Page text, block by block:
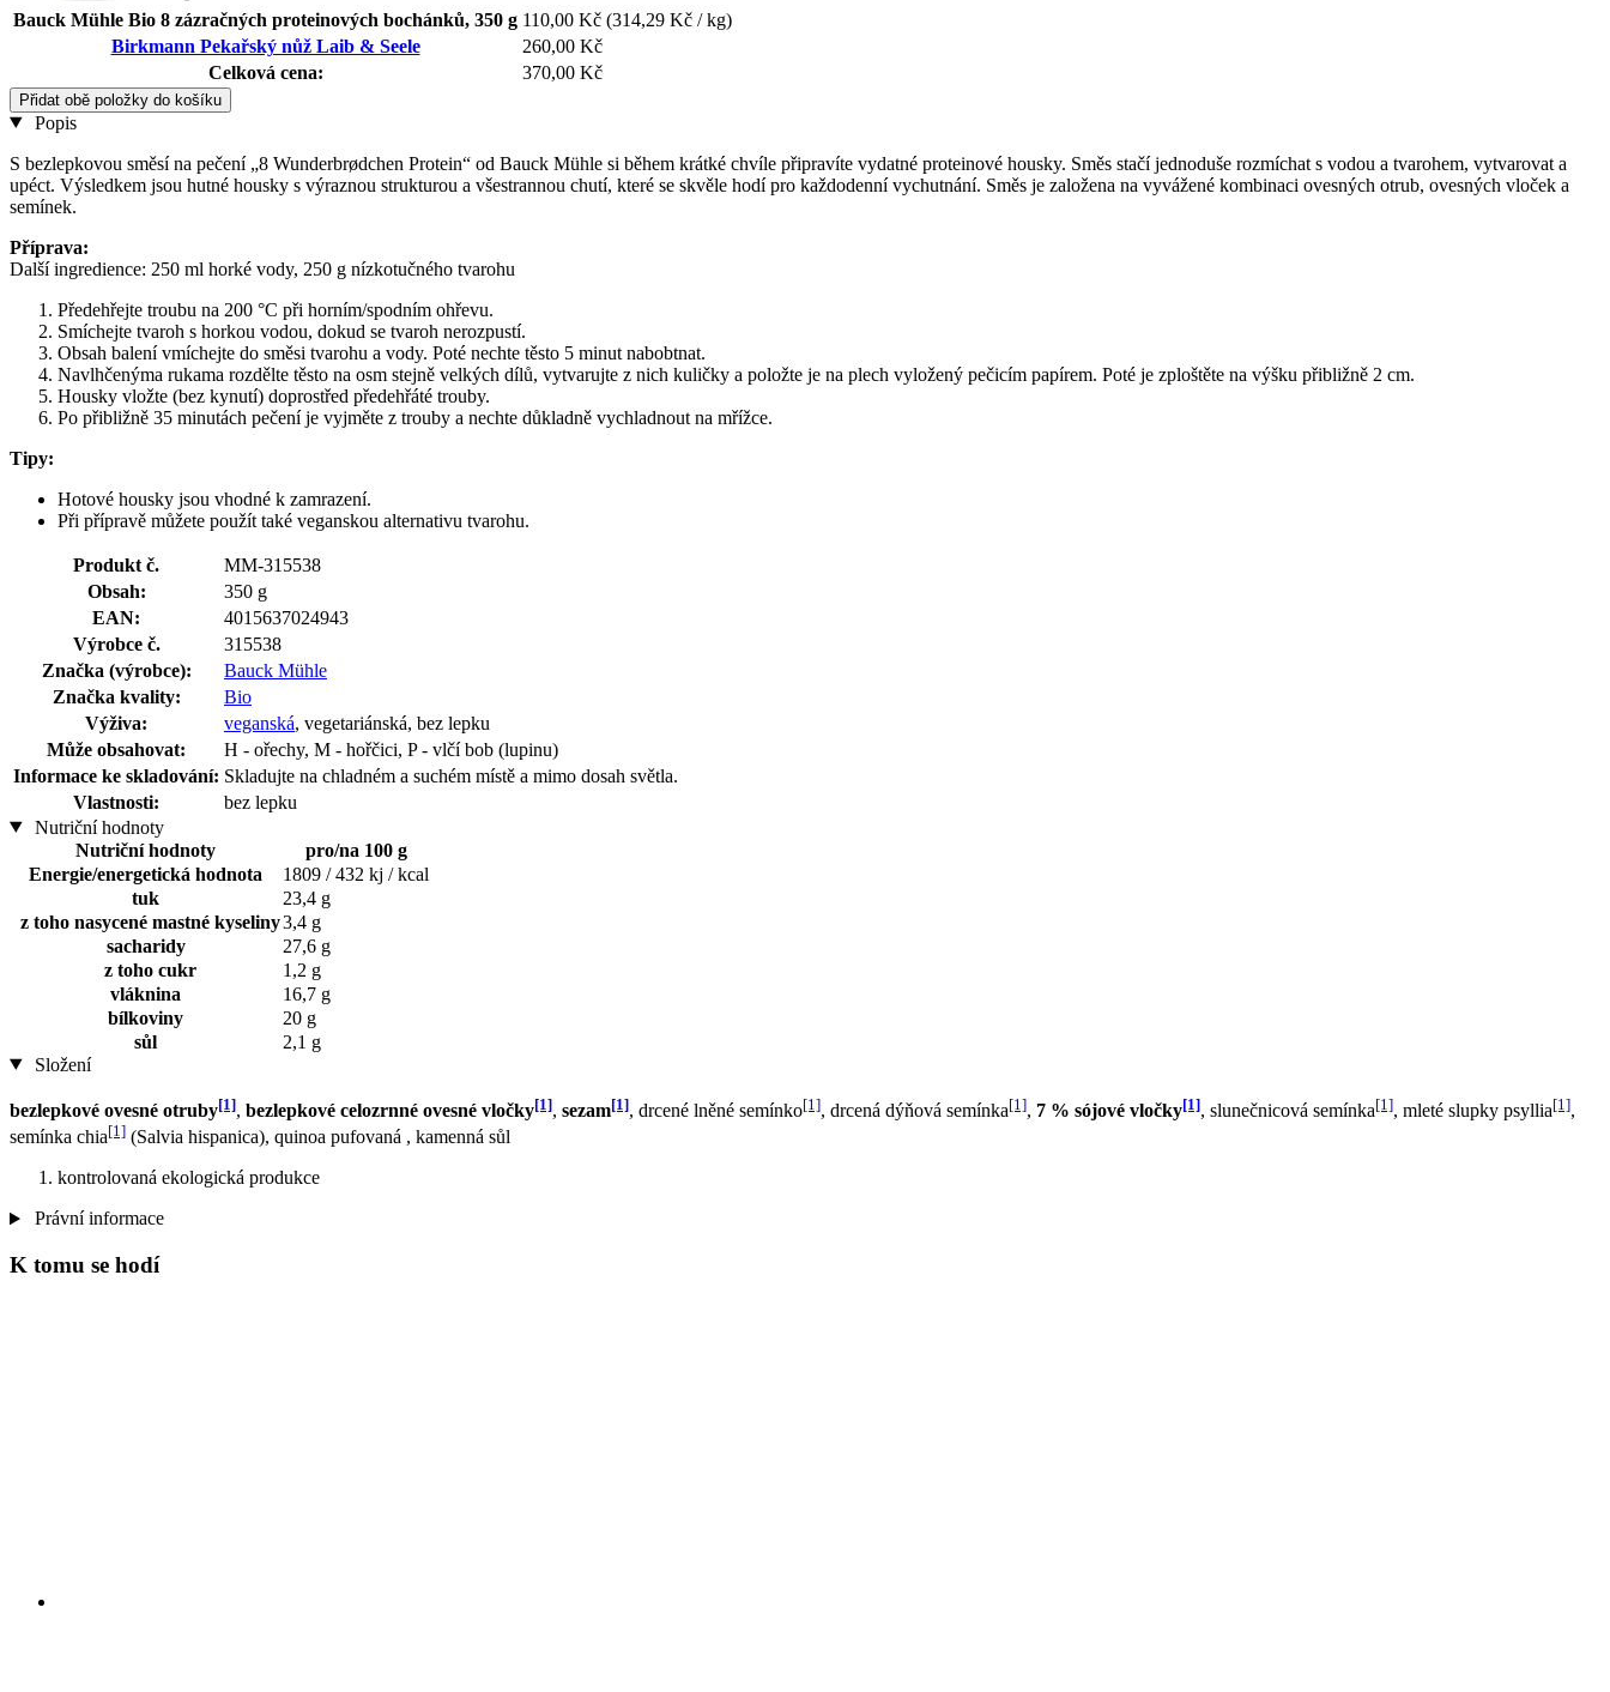
Bauck Mühle Bio 8 zázračných proteinových bochánků, 350 g 110,00 Kč (314,29 Kč / kg)
Birkmann Pekařský nůž Laib & Seele
260,00 Kč
Celková cena:
370,00 Kč
Přidat obě položky do košíku
Popis
S bezlepkovou směsí na pečení „8 Wunderbrødchen Protein“ od Bauck Mühle si během krátké chvíle připravíte vydatné proteinové housky. Směs stačí jednoduše rozmíchat s vodou a tvarohem, vytvarovat a
upéct. Výsledkem jsou hutné housky s výraznou strukturou a všestrannou chutí, které se skvěle hodí pro každodenní vychutnání. Směs je založena na vyvážené kombinaci ovesných otrub, ovesných vloček a
semínek.
Příprava:
Další ingredience: 250 ml horké vody, 250 g nízkotučného tvarohu
Předehřejte troubu na 200 °C při horním/spodním ohřevu.
Smíchejte tvaroh s horkou vodou, dokud se tvaroh nerozpustí.
Obsah balení vmíchejte do směsi tvarohu a vody. Poté nechte těsto 5 minut nabobtnat.
Navlhčenýma rukama rozdělte těsto na osm stejně velkých dílů, vytvarujte z nich kuličky a položte je na plech vyložený pečicím papírem. Poté je zploštěte na výšku přibližně 2 cm.
Housky vložte (bez kynutí) doprostřed předehřáté trouby.
Po přibližně 35 minutách pečení je vyjměte z trouby a nechte důkladně vychladnout na mřížce.
Tipy:
Hotové housky jsou vhodné k zamrazení.
Při přípravě můžete použít také veganskou alternativu tvarohu.
Produkt č.
MM-315538
Obsah:
350 g
EAN:
4015637024943
Výrobce č.
315538
Značka (výrobce):
Bauck Mühle
Značka kvality:
Bio
Výživa:
veganská, vegetariánská, bez lepku
Může obsahovat:
H - ořechy, M - hořčici, P - vlčí bob (lupinu)
Informace ke skladování: Skladujte na chladném a suchém místě a mimo dosah světla.
Vlastnosti:
bez lepku
Nutriční hodnoty
Nutriční hodnoty
pro/na 100 g
Energie/energetická hodnota
1809 / 432 kj / kcal
tuk
23,4 g
z toho nasycené mastné kyseliny3,4 g
sacharidy
27,6 g
z toho cukr
1,2 g
vláknina
16,7 g
bílkoviny
20 g
sůl
2,1 g
Složení
bezlepkové ovesné otruby[1], bezlepkové celozrnné ovesné vločky[1], sezam[1], drcené lněné semínko[1], drcená dýňová semínka[1], 7 % sójové vločky[1], slunečnicová semínka[1], mleté slupky psyllia[1],
semínka chia[1] (Salvia hispanica), quinoa pufovaná , kamenná sůl
kontrolovaná ekologická produkce
Právní informace
K tomu se hodí